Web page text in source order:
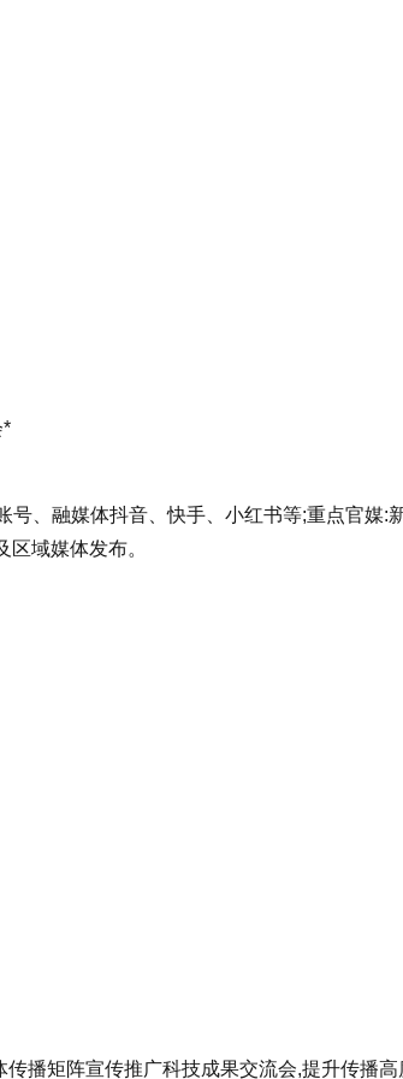
*
、融媒体抖音、快手、小红书等;重点官媒:
域媒体发布。
播矩阵宣传推广科技成果交流会,提升传播高